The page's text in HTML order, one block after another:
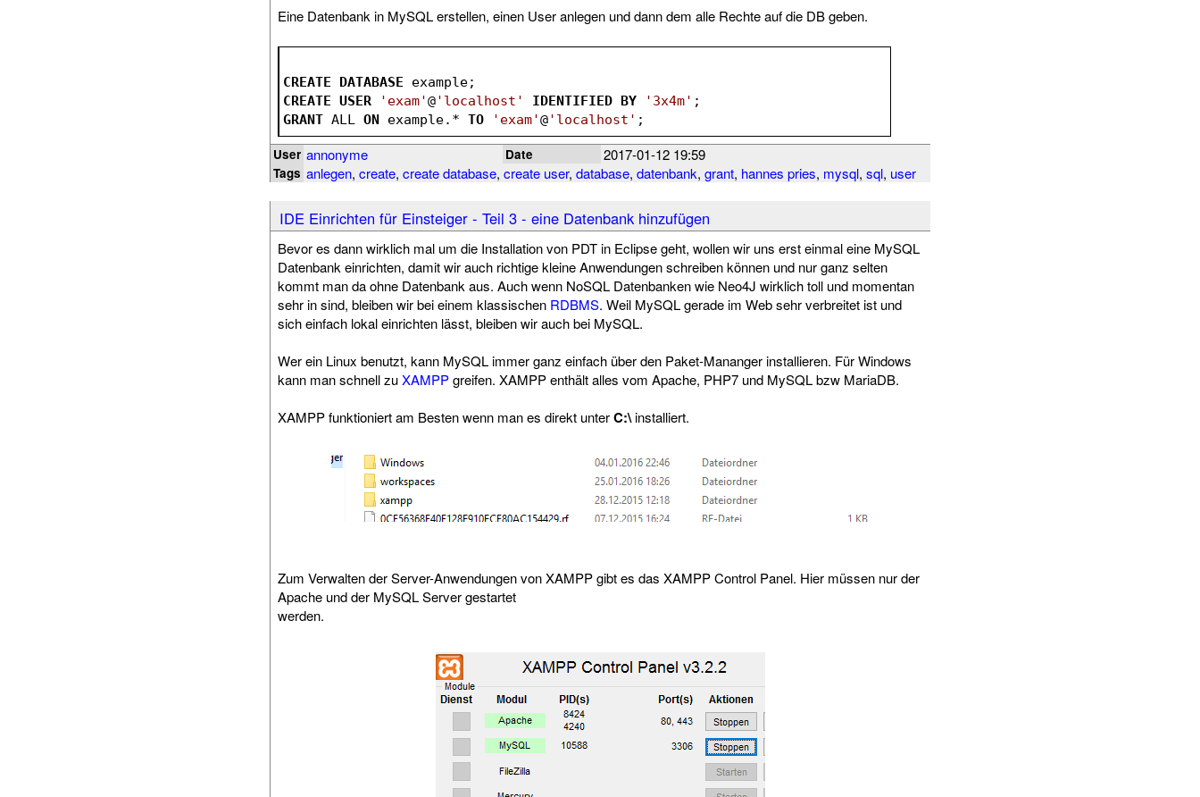
Eine Datenbank in MySQL erstellen, einen User anlegen und dann dem alle Rechte auf die DB geben.
CREATE DATABASE example;
CREATE USER 'exam'@'localhost' IDENTIFIED BY '3x4m' ;
GRANT ALL ON example.* TO 'exam'@'localhost' ;
User annonyme Date 2017-01-12 19:59
Tags anlegen, create, create database, create user, database, datenbank, grant, hannes pries, mysql, sql, user
IDE Einrichten für Einsteiger - Teil 3 - eine Datenbank hinzufügen
Bevor es dann wirklich mal um die Installation von PDT in Eclipse geht, wollen wir uns erst einmal eine MySQL
Datenbank einrichten, damit wir auch richtige kleine Anwendungen schreiben können und nur ganz selten
kommt man da ohne Datenbank aus. Auch wenn NoSQL Datenbanken wie Neo4J wirklich toll und momentan
sehr in sind, bleiben wir bei einem klassischen RDBMS. Weil MySQL gerade im Web sehr verbreitet ist und
sich einfach lokal einrichten lässt, bleiben wir auch bei MySQL.
Wer ein Linux benutzt, kann MySQL immer ganz einfach über den Paket-Mananger installieren. Für Windows
kann man schnell zuXAMPPgreifen. XAMPP enthält alles vom Apache, PHP7 und MySQL bzw MariaDB.
XAMPP funktioniert am Besten wenn man es direkt unterC:\installiert.
Zum Verwalten der Server-Anwendungen von XAMPP gibt es das XAMPP Control Panel. Hier müssen nur der
Apache und der MySQL Server gestartet
werden.